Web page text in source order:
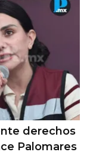
derechos
Palomares